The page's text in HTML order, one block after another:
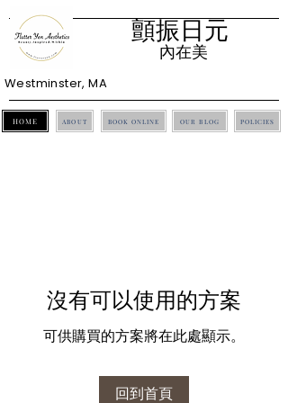
顫振日元
內在美
Westminster, MA
HOME ABOUT BOOK ONLINE OUR BLOG POLICIES
沒有可以使用的方案
可供購買的方案將在此處顯示。
回到首頁